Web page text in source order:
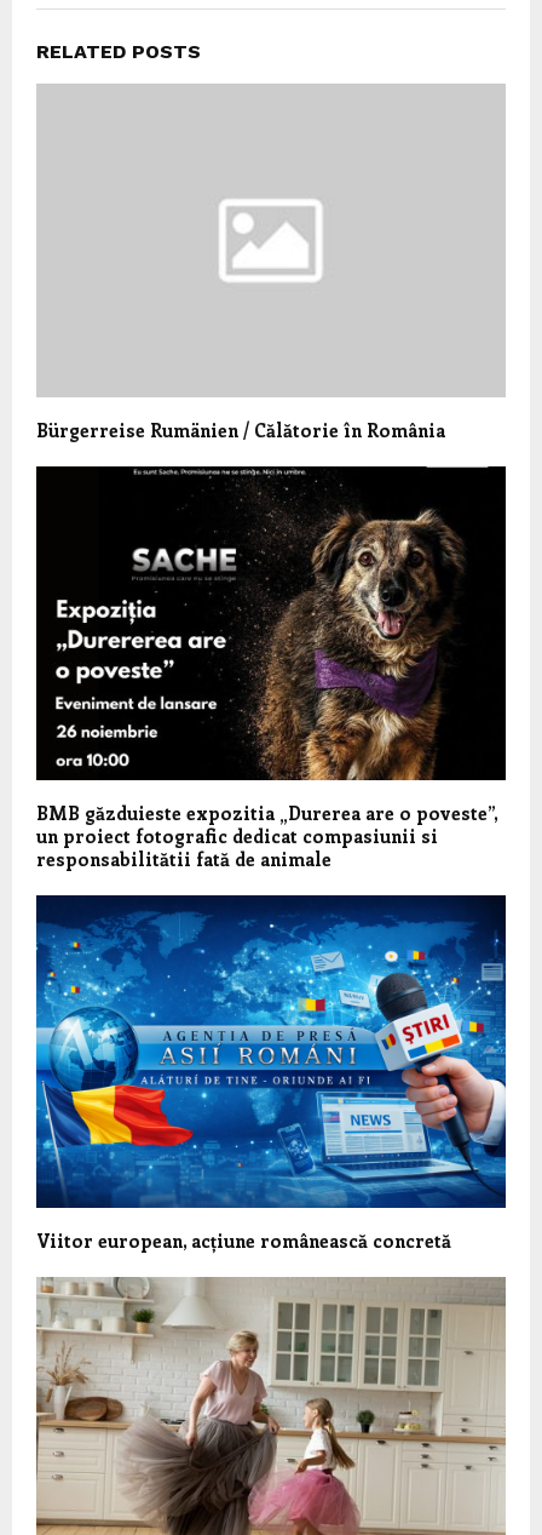
RELATED POSTS
Bürgerreise Rumänien / Călătorie în România
BMB găzduieste expozitia „Durerea are o poveste”,
un proiect fotografic dedicat compasiunii si
responsabilitătii fată de animale
Viitor european, acțiune românească concretă